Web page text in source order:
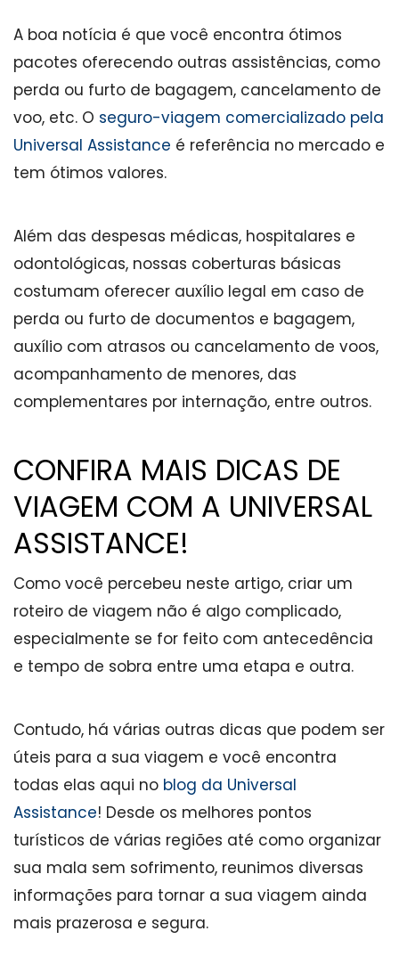
A boa notícia é que você encontra ótimos
pacotes oferecendo outras assistências, como
perda ou furto de bagagem, cancelamento de
voo, etc. O seguro-viagem comercializado pela
Universal Assistance é referência no mercado e
tem ótimos valores.
Além das despesas médicas, hospitalares e
odontológicas, nossas coberturas básicas
costumam oferecer auxílio legal em caso de
perda ou furto de documentos e bagagem,
auxílio com atrasos ou cancelamento de voos,
acompanhamento de menores, das
complementares por internação, entre outros.
CONFIRA MAIS DICAS DE
VIAGEM COM A UNIVERSAL
ASSISTANCE!
Como você percebeu neste artigo, criar um
roteiro de viagem não é algo complicado,
especialmente se for feito com antecedência
e tempo de sobra entre uma etapa e outra.
Contudo, há várias outras dicas que podem ser
úteis para a sua viagem e você encontra
todas elas aqui no blog da Universal
Assistance! Desde os melhores pontos
turísticos de várias regiões até como organizar
sua mala sem sofrimento, reunimos diversas
informações para tornar a sua viagem ainda
mais prazerosa e segura.